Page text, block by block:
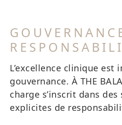
L’excellence clinique est
gouvernance. À THE
charge s’inscrit dans
explicites de